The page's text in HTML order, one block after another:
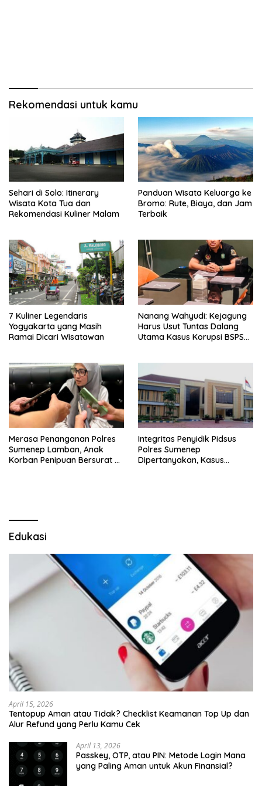
Rekomendasi untuk kamu
Sehari di Solo: Itinerary
Wisata Kota Tua dan
Rekomendasi Kuliner Malam
Panduan Wisata Keluarga ke
Bromo: Rute, Biaya, dan Jam
Terbaik
7 Kuliner Legendaris
Yogyakarta yang Masih
Ramai Dicari Wisatawan
Nanang Wahyudi: Kejagung
Harus Usut Tuntas Dalang
Utama Kasus Korupsi BSPS
Merasa Penanganan Polres
Sumenep Lamban, Anak
Korban Penipuan Bersurat ke
Integritas Penyidik Pidsus
Polres Sumenep
Dipertanyakan, Kasus
Edukasi
April 15, 2026
Tentopup Aman atau Tidak? Checklist Keamanan Top Up dan
Alur Refund yang Perlu Kamu Cek
April 13, 2026
Passkey, OTP, atau PIN: Metode Login Mana
yang Paling Aman untuk Akun Finansial?